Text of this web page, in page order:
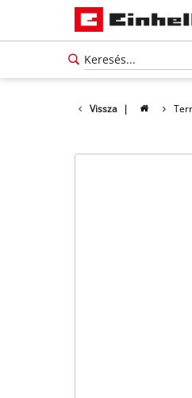
Vissza |